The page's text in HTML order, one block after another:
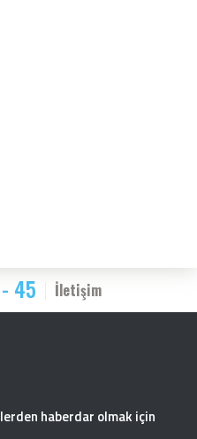
45 İletişim
haberdar olmak için